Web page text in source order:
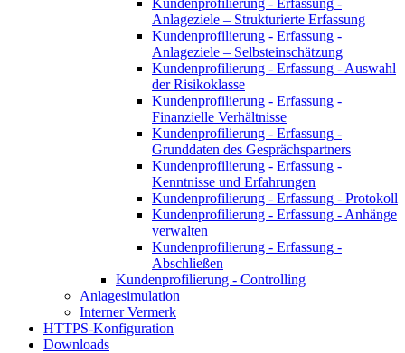
Kundenprofilierung - Erfassung -
Anlageziele – Strukturierte Erfassung
Kundenprofilierung - Erfassung -
Anlageziele – Selbsteinschätzung
Kundenprofilierung - Erfassung - Auswahl
der Risikoklasse
Kundenprofilierung - Erfassung -
Finanzielle Verhältnisse
Kundenprofilierung - Erfassung -
Grunddaten des Gesprächspartners
Kundenprofilierung - Erfassung -
Kenntnisse und Erfahrungen
Kundenprofilierung - Erfassung - Protokoll
Kundenprofilierung - Erfassung - Anhänge
verwalten
Kundenprofilierung - Erfassung -
Abschließen
Kundenprofilierung - Controlling
Anlagesimulation
Interner Vermerk
HTTPS-Konfiguration
Downloads